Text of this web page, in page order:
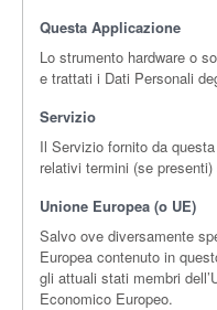
Questa Applicazione
Lo strumento hardware o
e trattati i Dati Personali
Servizio
Il Servizio fornito da
relativi termini (se
Unione Europea (o UE)
Salvo ove diversamente
Europea contenuto in
gli attuali stati membri
Economico Europeo.